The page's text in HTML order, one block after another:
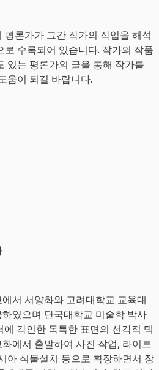
론가가 그간 작가의 작업을 해석
수록되어 있습니다. 작가의 작품
있는 평론가의 글을 통해 작가를
움이 되길 바랍니다.
서 서양화와 고려대학교 교육대
였으며 단국대학교 미술학 박사
각인한 독특한 표면의 선각적 텍
에서 출발하여 사진 작업, 라이트
아 식물설치 등으로 확장하면서 장